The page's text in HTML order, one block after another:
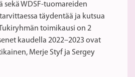
WDSF-tuomareiden
täydentää ja kutsua
toimikausi on 2
kaudella 2022–2023 ovat
Merje Styf ja Sergey